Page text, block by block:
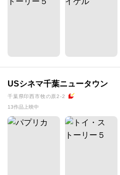
USシネマ千葉ニュータウン
千葉県印西市牧の原2-2
13作品上映中